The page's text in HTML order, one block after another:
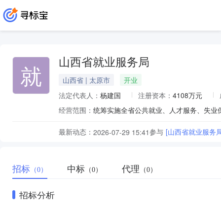
就 山西省就业服务局
山西省 | 太原市
开业
法定代表人： 杨建国 注册资本： 4108万元
经营范围：
最新动态： 2026-07-29 15:41参与 [山西省就业服务
招标 （0） 中标 （0） 代理 （0）
招标分析